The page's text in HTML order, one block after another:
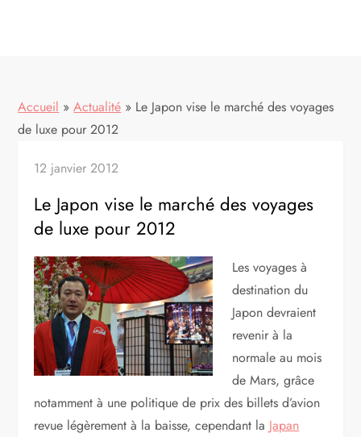
Accueil » Actualité » Le Japon vise le marché des voyages
de luxe pour 2012
12 janvier 2012
Le Japon vise le marché des voyages
de luxe pour 2012
Les voyages à
destination du
Japon devraient
revenir à la
normale au mois
de Mars, grâce
notamment à une politique de prix des billets d’avion
revue légèrement à la baisse, cependant la Japan